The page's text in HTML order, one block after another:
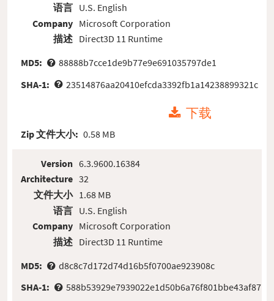
语言
Company
描述
U.S. English
Microsoft Corporation
Direct3D 11 Runtime
MD5:
88888b7cce1de9b77e9e691035797de1
SHA-1:
23514876aa20410efcda3392fb1a14238899321c
下载
Zip 文件大小: 0.58 MB
Version
Architecture
文件大小
语言
Company
描述
6.3.9600.16384
32
1.68 MB
U.S. English
Microsoft Corporation
Direct3D 11 Runtime
MD5:
d8c8c7d172d74d16b5f0700ae923908c
SHA-1:
588b53929e7939022e1d50b6a76f801bbe43af87